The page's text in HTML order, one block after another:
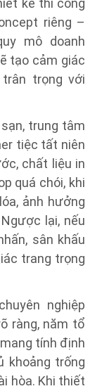
kế thi công
riêng –
mô doanh
tạo cảm giác
trọng với
trung tâm
tiệc tất niên
chất liệu in
quá chói, khi
ảnh hưởng
lại, nếu
sân khấu
trang trọng
nghiệp
ràng, năm tổ
tính định
khoảng trống
hòa. Khi thiết